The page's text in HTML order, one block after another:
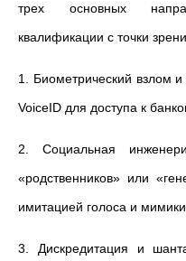
трех основных
квалификации с точки
1. Биометрический взлом
VoiceID для доступа к
2. Социальная
«родственников» или
имитацией голоса и мимики.
3. Дискредитация и